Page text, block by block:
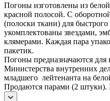
Погоны изготовлены из
красной полосой. С
(полоски ткани) для
укомплектованы звездами,
клямерами. Каждая пара
пакетик.
Погоны предназначаются
Министерства внутренних
младшего лейтенанта на
Продаются парами (2 штуки).